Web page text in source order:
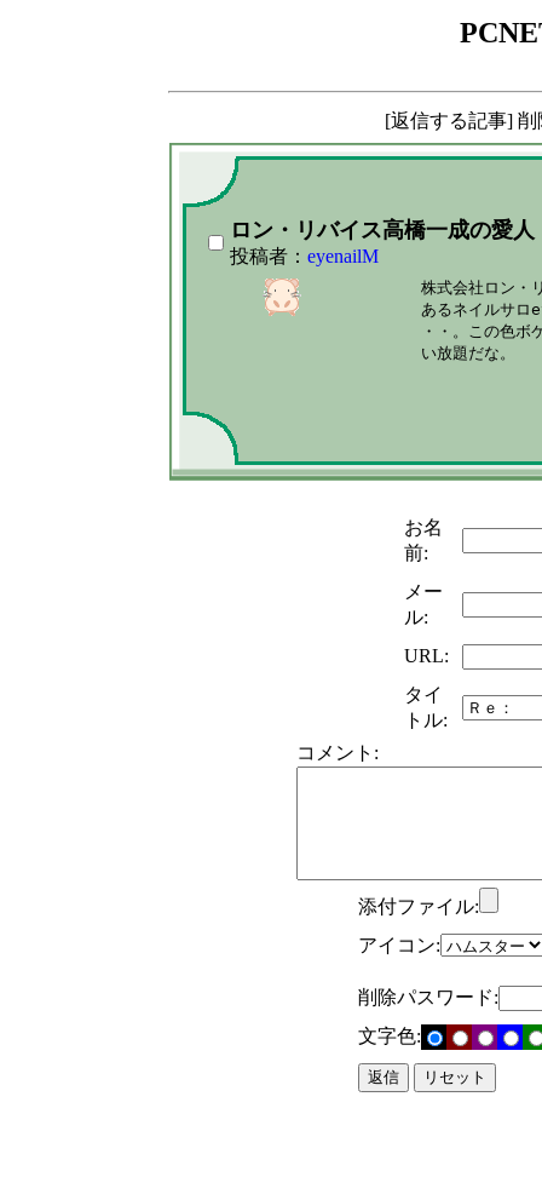
[返信する記事]
ロン・リバイス高橋一成の愛人
投稿者： eyenailM
株式会社ロン・
あるネイルサロ
・・。この色ボ
い放題だな。
お名
前:
メー
ル:
URL:
タイ
トル:
コメント:
添付ファイル:
アイコン:
削除パスワード:
文字色: